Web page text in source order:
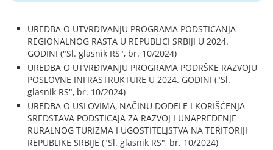
UREDBA O UTVRĐIVANJU PROGRAMA PODSTICANJA
REGIONALNOG RASTA U REPUBLICI SRBIJI U 2024.
GODINI ("Sl. glasnik RS", br. 10/2024)
UREDBA O UTVRĐIVANJU PROGRAMA PODRŠKE RAZVOJU
POSLOVNE INFRASTRUKTURE U 2024. GODINI ("Sl.
glasnik RS", br. 10/2024)
UREDBA O USLOVIMA, NAČINU DODELE I KORIŠĆENJA
SREDSTAVA PODSTICAJA ZA RAZVOJ I UNAPREĐENJE
RURALNOG TURIZMA I UGOSTITELJSTVA NA TERITORIJI
REPUBLIKE SRBIJE ("Sl. glasnik RS", br. 10/2024)